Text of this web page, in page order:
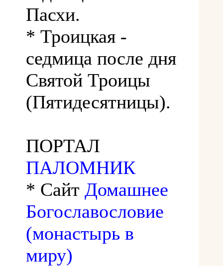
Пасхи.
* Троицкая -
седмица после дня
Святой Троицы
(Пятидесятницы).
ПОРТАЛ
ПАЛОМНИК
* Сайт Домашнее
Богославословие
(монастырь в
миру)